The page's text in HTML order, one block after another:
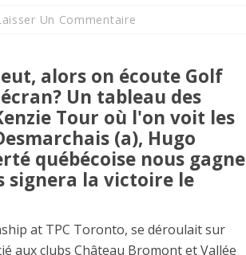
Un Commentaire
alors on écoute Golf
Un tableau des
Tour où l'on voit les
(a), Hugo
québécoise nous gagne
signera la victoire le
at TPC Toronto, se déroulait sur
aux clubs Château Bromont et Vallée